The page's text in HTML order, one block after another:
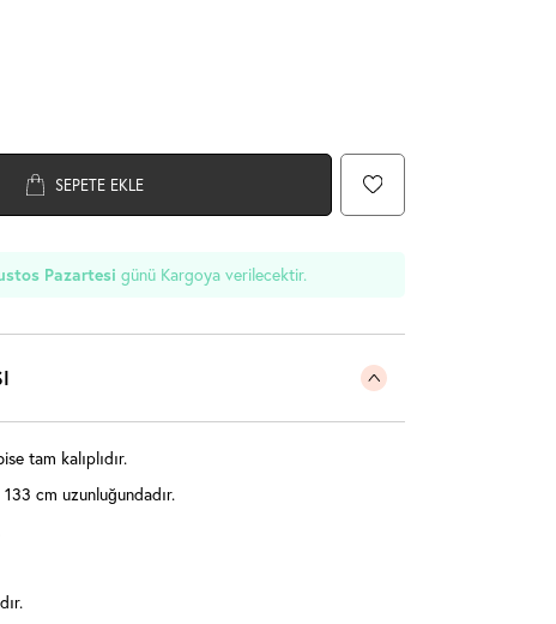
SEPETE EKLE
Pazartesi günü Kargoya verilecektir.
tam kalıplıdır.
cm uzunluğundadır.